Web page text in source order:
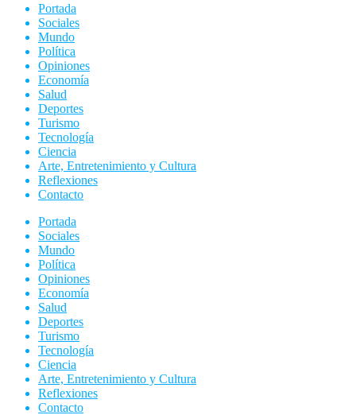
Portada
Sociales
Mundo
Política
Opiniones
Economía
Salud
Deportes
Turismo
Tecnología
Ciencia
Arte, Entretenimiento y Cultura
Reflexiones
Contacto
Portada
Sociales
Mundo
Política
Opiniones
Economía
Salud
Deportes
Turismo
Tecnología
Ciencia
Arte, Entretenimiento y Cultura
Reflexiones
Contacto